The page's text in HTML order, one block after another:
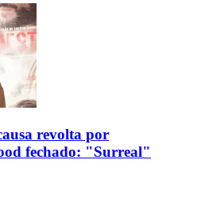
revolta por
fechado: "Surreal"